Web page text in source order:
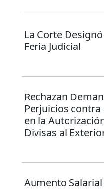
La Corte
Feria Judicial
Rechazan
Perjuicios contra
en la
Divisas al
Aumento